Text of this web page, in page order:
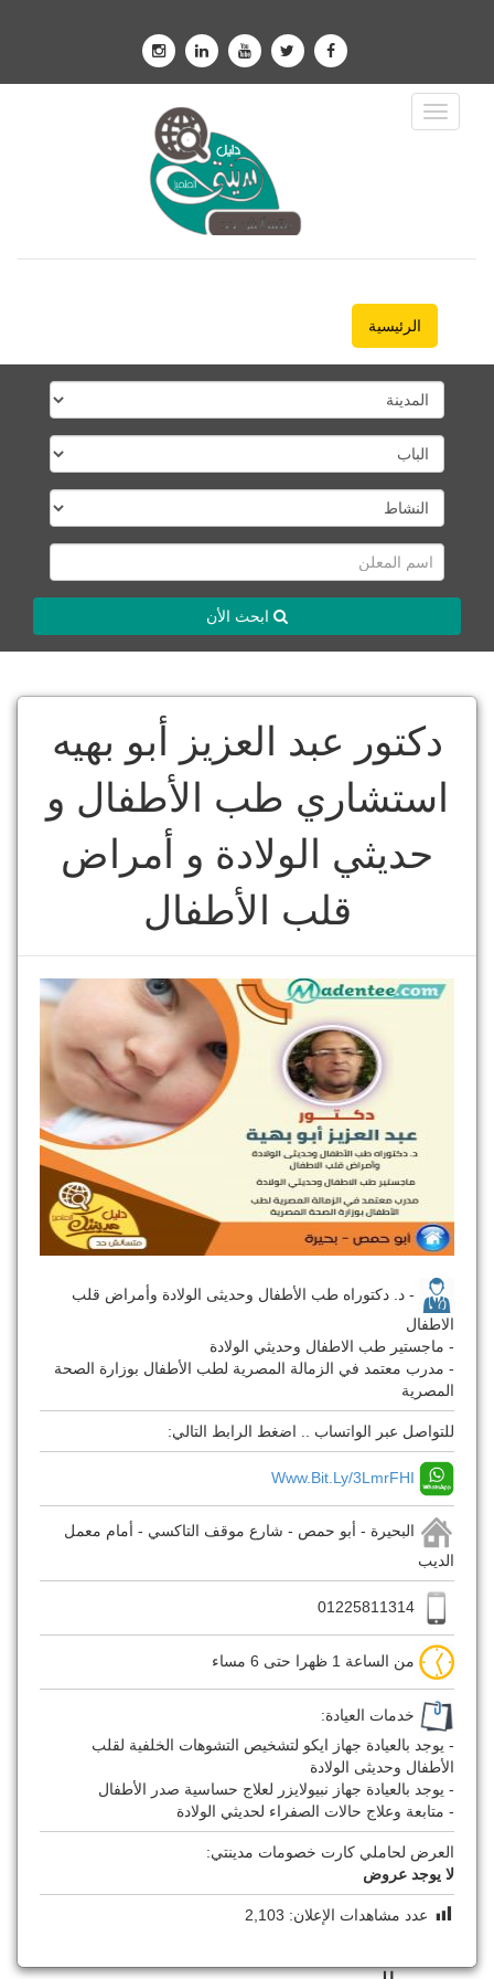
Toggle
Navigation
الرئيسية
ابحث الأن
دكتور عبد العزيز أبو بهيه
استشاري طب الأطفال و
حديثي الولادة و أمراض
قلب الأطفال
- د. دكتوراه طب الأطفال وحديثى الولادة وأمراض قلب
الاطفال
- ماجستير طب الاطفال وحديثي الولادة
- مدرب معتمد في الزمالة المصرية لطب الأطفال بوزارة الصحة
المصرية
للتواصل عبر الواتساب .. اضغط الرابط التالي:
Www.bit.ly/3LmrFHI
البحيرة - أبو حمص - شارع موقف التاكسي - أمام معمل
الديب
من الساعة 1 ظهرا حتى 6 مساء
خدمات العيادة:
- يوجد بالعيادة جهاز ايكو لتشخيص التشوهات الخلفية لقلب
الأطفال وحديثى الولادة
- يوجد بالعيادة جهاز نبيولايزر لعلاج حساسية صدر الأطفال
- متابعة وعلاج حالات الصفراء لحديثي الولادة
العرض لحاملي كارت خصومات مدينتي:
لا يوجد عروض
عدد مشاهدات الإعلان: 2,103